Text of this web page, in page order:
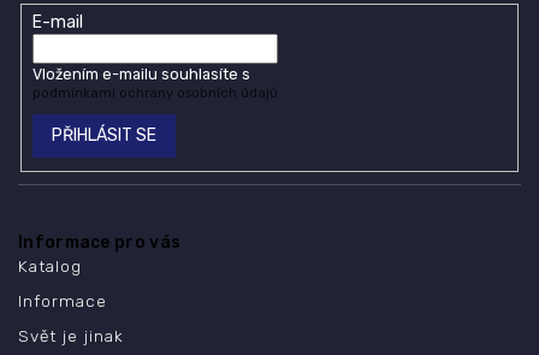
E-mail
Vložením e-mailu souhlasíte s
podmínkami ochrany osobních údajů
PŘIHLÁSIT SE
Informace pro vás
Katalog
Informace
Svět je jinak